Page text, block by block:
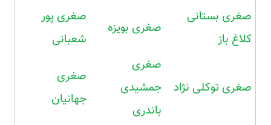
صغری بستانی
کلاغ باز
صغری بویزه
صغری پور
شعبانی
صغری توکلی نژاد
صغری
جمشیدی
باندری
صغری
جهانیان